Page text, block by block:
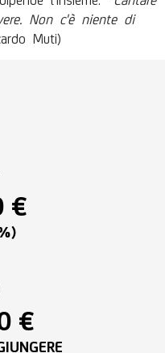
Non c'è niente di
Muti)
€
€